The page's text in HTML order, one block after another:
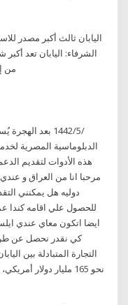
اليابان ثالث أكبر مصدر
من
الدبلوماسية المصرية
مرحبا انا من العراق و
دوليه هل يمكنني
ايضا اتكون معاي عندي
كي نقدر نحصل عن
نحو 165 مليار دولار